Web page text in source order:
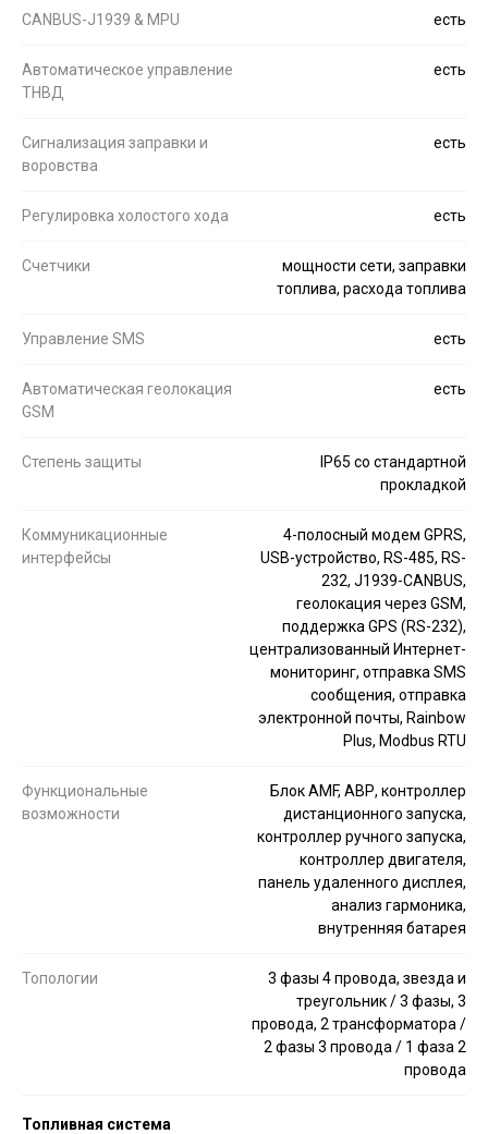
CANBUS-J1939 & MPU есть
Автоматическое управление
ТНВД
есть
Сигнализация заправки и
воровства
есть
Регулировка холостого хода есть
Счетчики
мощности сети, заправки
топлива, расхода топлива
Управление SMS есть
Автоматическая геолокация
GSM
есть
Степень защиты
IP65 со стандартной
прокладкой
Коммуникационные
интерфейсы
4-полосный модем GPRS,
USB-устройство, RS-485, RS-
232, J1939-CANBUS,
геолокация через GSM,
поддержка GPS (RS-232),
централизованный Интернет-
мониторинг, отправка SMS
сообщения, отправка
электронной почты, Rainbow
Plus, Modbus RTU
Функциональные
возможности
Блок AMF, АВР, контроллер
дистанционного запуска,
контроллер ручного запуска,
контроллер двигателя,
панель удаленного дисплея,
анализ гармоника,
внутренняя батарея
Топологии
3 фазы 4 провода, звезда и
треугольник / 3 фазы, 3
провода, 2 трансформатора /
2 фазы 3 провода / 1 фаза 2
провода
Топливная система